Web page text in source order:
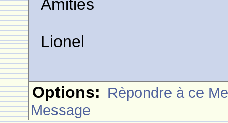
Amitiés
Lionel
Options: Rèpondre à ce
Message